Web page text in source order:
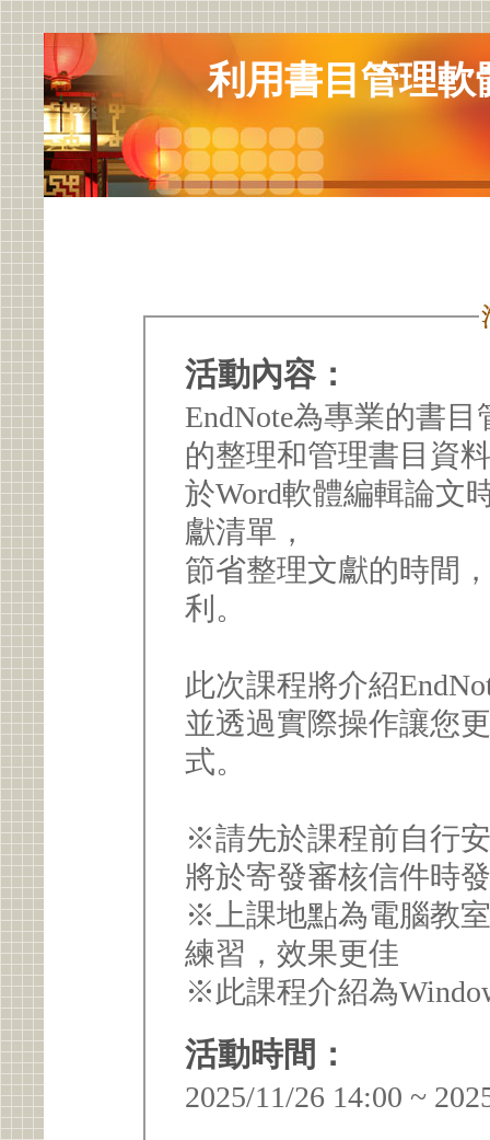
利用書目管理軟
活動內容：
EndNote為專業的書
的整理和管理書目資
於Word軟體編輯論文
獻清單，
節省整理文獻的時間
利。
此次課程將介紹
並透過實際操作讓您
式。
※請先於課程前自行
將於寄發審核信件時
※上課地點為電腦教
練習，效果更佳
※此課程介紹為
活動時間：
2025/11/26 14:00 ~